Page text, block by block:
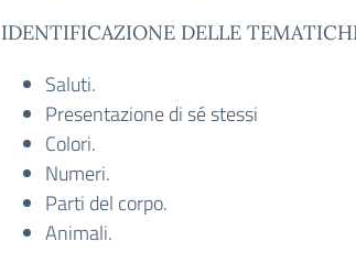
IDENTIFICAZIONE DELLE
Saluti.
Presentazione di sé stessi
Colori.
Numeri.
Parti del corpo.
Animali.